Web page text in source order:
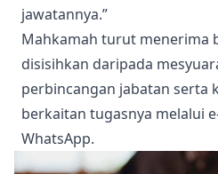
jawatannya.”
Mahkamah turut menerima
disisihkan daripada
perbincangan jabatan serta
berkaitan tugasnya melalui
WhatsApp.